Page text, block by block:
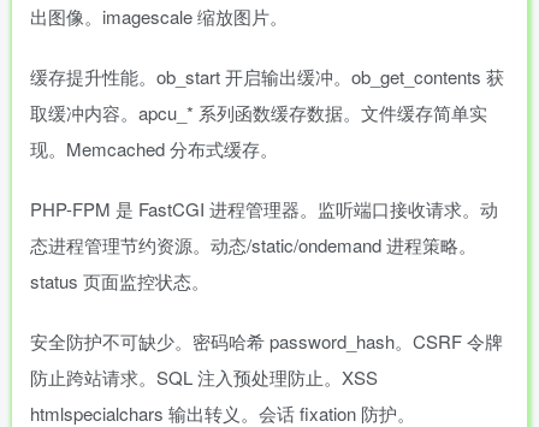
出图像。imagescale 缩放图片。
缓存提升性能。ob_start 开启输出缓冲。ob_get_contents 获
取缓冲内容。apcu_* 系列函数缓存数据。文件缓存简单实
现。Memcached 分布式缓存。
PHP-FPM 是 FastCGI 进程管理器。监听端口接收请求。动
态进程管理节约资源。动态/static/ondemand 进程策略。
status 页面监控状态。
安全防护不可缺少。密码哈希 password_hash。CSRF 令牌
防止跨站请求。SQL 注入预处理防止。XSS
htmlspecialchars 输出转义。会话 fixation 防护。